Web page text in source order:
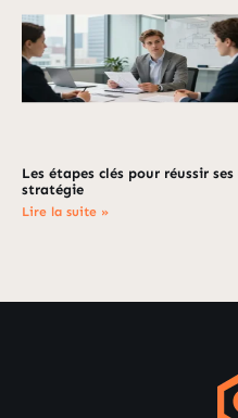
Les étapes clés pour réussir
stratégie
Lire la suite »